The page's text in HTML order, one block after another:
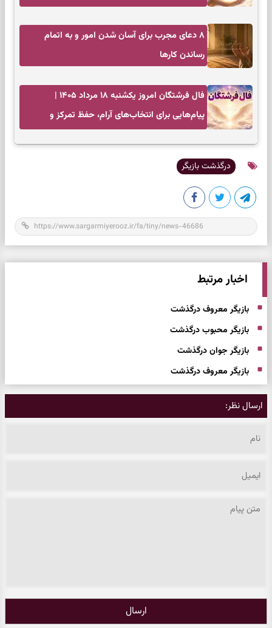
۸ دعای مجرب برای آسان شدن امور و به اتمام
رساندن کار‌ها
فال فرشتگان امروز یکشنبه ۱۸ مرداد ۱۴۰۵ |
پیام‌هایی برای انتخاب‌های آرام، حفظ تمرکز و
درگذشت بازیگر
اخبار مرتبط
بازیگر معروف درگذشت
بازیگر محبوب درگذشت
بازیگر جوان درگذشت
بازیگر معروف درگذشت
ارسال نظر:
ارسال